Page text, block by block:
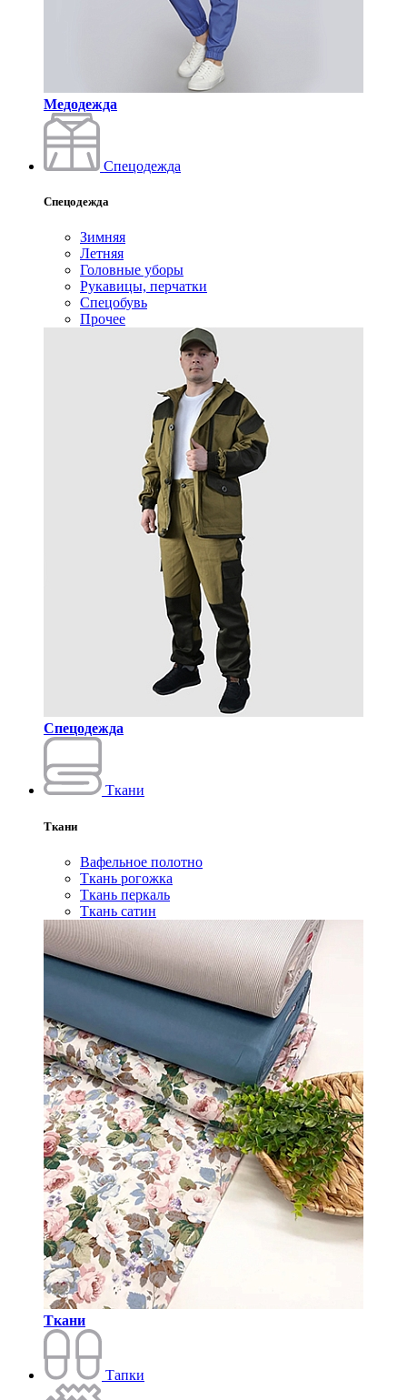
Медодежда
Спецодежда
Спецодежда
Зимняя
Летняя
Головные уборы
Рукавицы, перчатки
Спецобувь
Прочее
Спецодежда
Ткани
Ткани
Вафельное полотно
Ткань рогожка
Ткань перкаль
Ткань сатин
Ткани
Тапки